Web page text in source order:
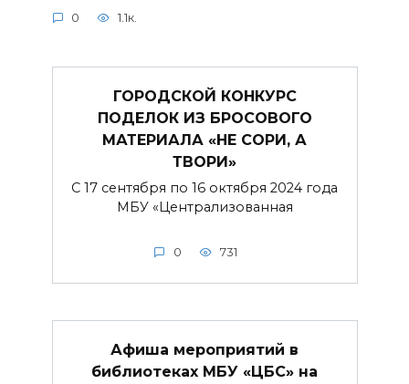
0 1.1к.
ГОРОДСКОЙ КОНКУРС
ПОДЕЛОК ИЗ БРОСОВОГО
МАТЕРИАЛА «НЕ СОРИ, А
ТВОРИ»
С 17 сентября по 16 октября 2024 года
МБУ «Централизованная
0 731
Афиша мероприятий в
библиотеках МБУ «ЦБС» на